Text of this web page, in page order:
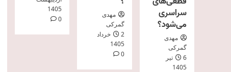
سراسری
می‌شود؟
مهدی
گمرکی
6 تیر
1405
مهدی
گمرکی
2 خرداد
1405
0
1405
0